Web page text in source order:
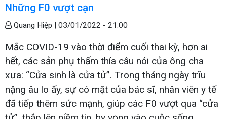
Những F0 vượt cạn
Quang Hiệp | 03/01/2022 - 21:00
Mắc COVID-19 vào thời điểm cuối thai kỳ, hơn ai
hết, các sản phụ thấm thía câu nói của ông cha
xưa: “Cửa sinh là cửa tử”. Trong tháng ngày trĩu
nặng âu lo ấy, sự có mặt của bác sĩ, nhân viên y tế
đã tiếp thêm sức mạnh, giúp các F0 vượt qua “cửa